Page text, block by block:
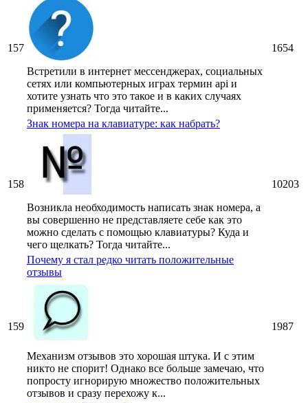
157
Встретили в интернет мессенджерах, социальных
сетях или компьютерных играх термин api и
хотите узнать что это такое и в каких случаях
применяется? Тогда читайте...
1654
158
Знак номера на клавиатуре: как набрать?
Возникла необходимость написать знак номера, а
вы совершенно не представляете себе как это
можно сделать с помощью клавиатуры? Куда и
чего щелкать? Тогда читайте...
10203
159
Почему я стал редко читать положительные
отзывы
Механизм отзывов это хорошая штука. И с этим
никто не спорит! Однако все больше замечаю, что
попросту игнорирую множество положительных
отзывов и сразу перехожу к...
1987